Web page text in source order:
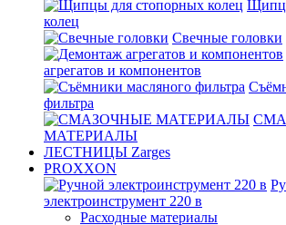
колец
Свечные головки
агрегатов и компонентов
фильтра
МАТЕРИАЛЫ
ЛЕСТНИЦЫ Zarges
PROXXON
электроинструмент 220 в
Расходные материалы